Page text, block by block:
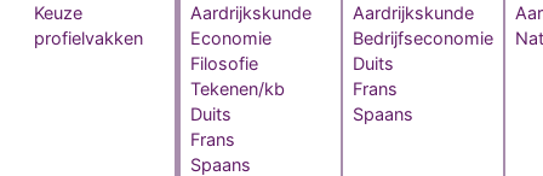
Keuze
profielvakken
Aardrijkskunde
Economie
Filosofie
Tekenen/kb
Duits
Frans
Spaans
Aardrijkskunde
Bedrijfseconomie
Duits
Frans
Spaans